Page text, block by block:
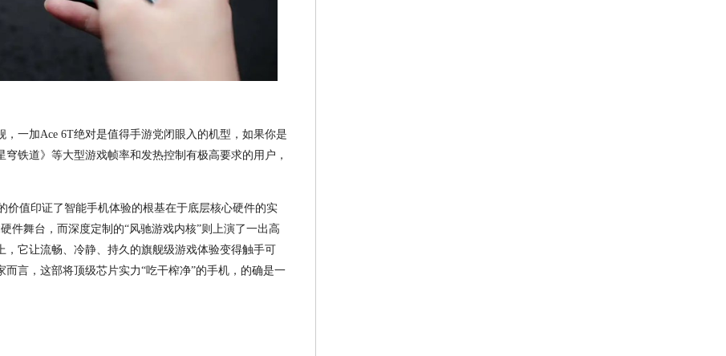
一加Ace 6T绝对是值得手游党闭眼入的机型，如果你是
铁道》等大型游戏帧率和发热控制有极高要求的用户，
价值印证了智能手机体验的根基在于底层核心硬件的实
件舞台，而深度定制的“风驰游戏内核”则上演了一出高
，它让流畅、冷静、持久的旗舰级游戏体验变得触手可
言，这部将顶级芯片实力“吃干榨净”的手机，的确是一